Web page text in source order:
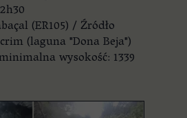
(ER105) / Źródło
(laguna "Dona Beja")
wysokość: 1339